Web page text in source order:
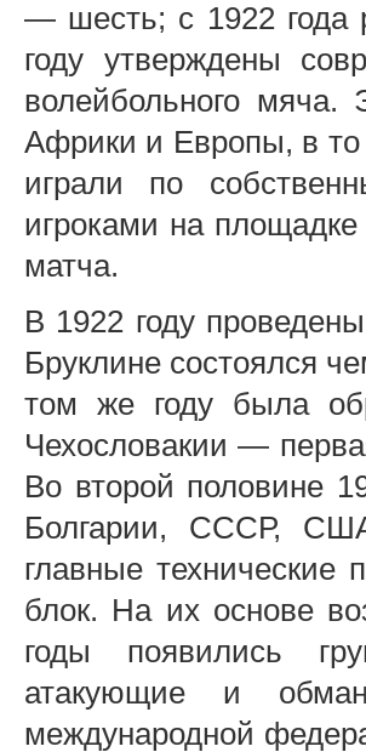
— шесть; с 1922 года
году утверждены
волейбольного
Африки и Европы, в то
играли по
игроками на
матча.
В 1922 году
Бруклине состоялся
том же году была
Чехословакии —
Во второй половине
Болгарии, СССР,
главные
блок. На их основе
годы появились
атакующие и
международной